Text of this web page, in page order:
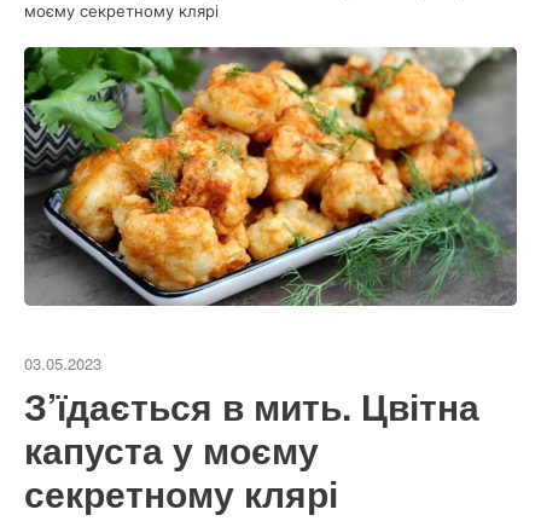
моєму секретному клярі
03.05.2023
З’їдається в мить. Цвітна
капуста у моєму
секретному клярі